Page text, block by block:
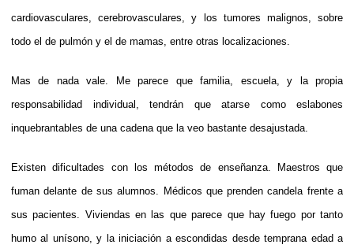
cardiovasculares, cerebrovasculares, y los tumores malignos, sobre
todo el de pulmón y el de mamas, entre otras localizaciones.
Mas de nada vale. Me parece que familia, escuela, y la propia
responsabilidad individual, tendrán que atarse como eslabones
inquebrantables de una cadena que la veo bastante desajustada.
Existen dificultades con los métodos de enseñanza. Maestros que
fuman delante de sus alumnos. Médicos que prenden candela frente a
sus pacientes. Viviendas en las que parece que hay fuego por tanto
humo al unísono, y la iniciación a escondidas desde temprana edad a